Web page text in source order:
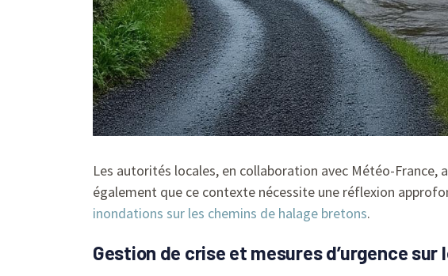
Les autorités locales, en collaboration avec Météo-France,
également que ce contexte nécessite une réflexion
inondations sur les chemins de halage bretons.
Gestion de crise et mesures d’urgence sur